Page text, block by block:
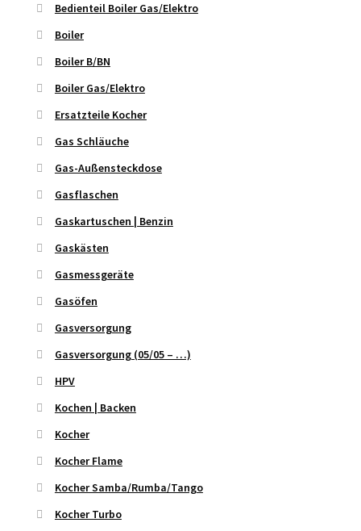
Bedienteil Boiler Gas/Elektro
Boiler
Boiler B/BN
Boiler Gas/Elektro
Ersatzteile Kocher
Gas Schläuche
Gas-Außensteckdose
Gasflaschen
Gaskartuschen | Benzin
Gaskästen
Gasmessgeräte
Gasöfen
Gasversorgung
Gasversorgung (05/05 – …)
HPV
Kochen | Backen
Kocher
Kocher Flame
Kocher Samba/Rumba/Tango
Kocher Turbo